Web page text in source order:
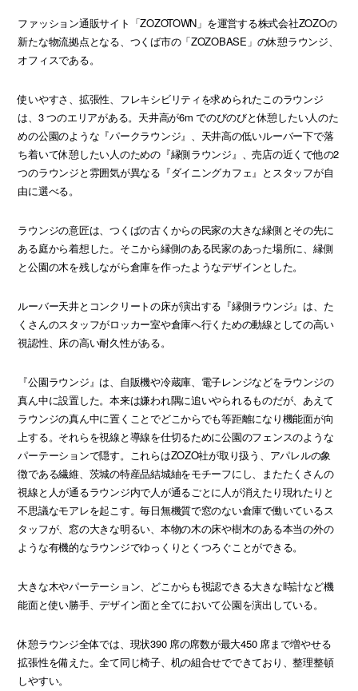
ファッション通販サイト「ZOZOTOWN」を運営する株式会社ZOZOの
新たな物流拠点となる、つくば市の「ZOZOBASE」の休憩ラウンジ、
オフィスである。
使いやすさ、拡張性、フレキシビリティを求められたこのラウンジ
は、3 つのエリアがある。天井高が6m でのびのびと休憩したい人のた
めの公園のような『パークラウンジ』、天井高の低いルーバー下で落
ち着いて休憩したい人のための『縁側ラウンジ』、売店の近くで他の2
つのラウンジと雰囲気が異なる『ダイニングカフェ』とスタッフが自
由に選べる。
ラウンジの意匠は、つくばの古くからの民家の大きな縁側とその先に
ある庭から着想した。そこから縁側のある民家のあった場所に、縁側
と公園の木を残しながら倉庫を作ったようなデザインとした。
ルーバー天井とコンクリートの床が演出する『縁側ラウンジ』は、た
くさんのスタッフがロッカー室や倉庫へ行くための動線としての高い
視認性、床の高い耐久性がある。
『公園ラウンジ』は、自販機や冷蔵庫、電子レンジなどをラウンジの
真ん中に設置した。本来は嫌われ隅に追いやられるものだが、あえて
ラウンジの真ん中に置くことでどこからでも等距離になり機能面が向
上する。それらを視線と導線を仕切るために公園のフェンスのような
パーテーションで隠す。これらはZOZO社が取り扱う、アパレルの象
徴である繊維、茨城の特産品結城紬をモチーフにし、またたくさんの
視線と人が通るラウンジ内で人が通るごとに人が消えたり現れたりと
不思議なモアレを起こす。毎日無機質で窓のない倉庫で働いているス
タッフが、窓の大きな明るい、本物の木の床や樹木のある本当の外の
ような有機的なラウンジでゆっくりとくつろぐことができる。
大きな木やパーテーション、どこからも視認できる大きな時計など機
能面と使い勝手、デザイン面と全てにおいて公園を演出している。
休憩ラウンジ全体では、現状390 席の席数が最大450 席まで増やせる
拡張性を備えた。全て同じ椅子、机の組合せでできており、整理整頓
しやすい。